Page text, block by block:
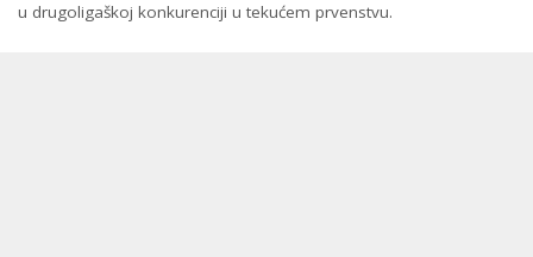
u drugoligaškoj konkurenciji u tekućem prvenstvu.